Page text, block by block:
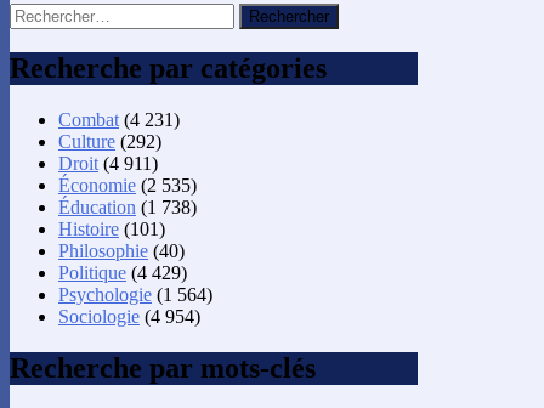
Rechercher :
Recherche par catégories
Combat (4 231)
Culture (292)
Droit (4 911)
Économie (2 535)
Éducation (1 738)
Histoire (101)
Philosophie (40)
Politique (4 429)
Psychologie (1 564)
Sociologie (4 954)
Recherche par mots-clés